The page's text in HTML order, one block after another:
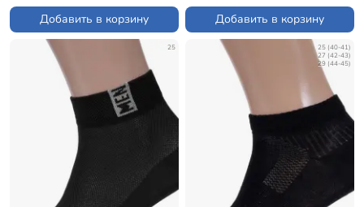
Добавить в корзину Добавить в корзину
25
25 (40-41)
27 (42-43)
29 (44-45)